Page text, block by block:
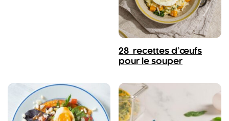
28 recettes d’œufs
pour le souper